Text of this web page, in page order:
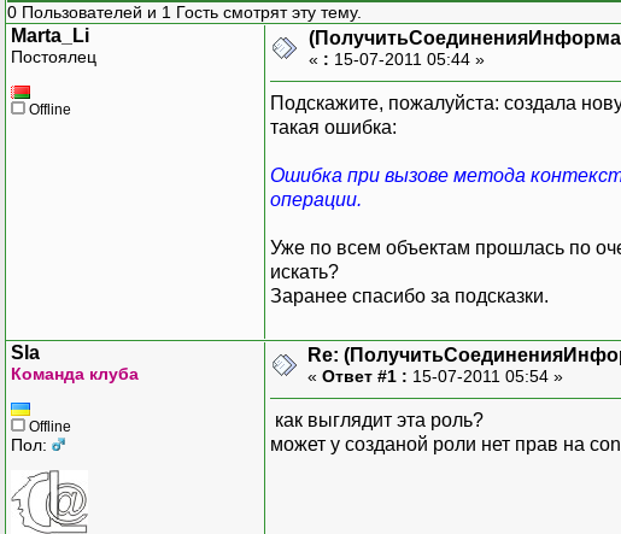
0 Пользователей и 1 Гость смотрят эту тему.
Marta_Li
Постоялец
Offline
« : 15-07-2011 05:44 »
Подскажите, пожалуйста: создала
такая ошибка:
Ошибка при вызове метода
операции.
Уже по всем объектам прошлась по
искать?
Заранее спасибо за подсказки.
Sla
Команда клуба
Offline
Пол:
Re:
« Ответ #1 : 15-07-2011 05:54 »
как выглядит эта роль?
может у созданой роли нет прав на